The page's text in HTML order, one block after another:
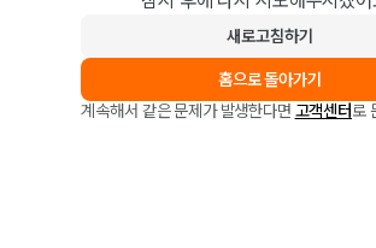
새로고침하기
홈으로 돌아가기
계속해서 같은 문제가 발생한다면 고객센터로